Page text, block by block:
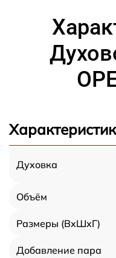
Духовка
Объём
Размеры (ВхШхГ)
Добавление пара